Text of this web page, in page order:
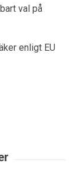
val på
enligt EU